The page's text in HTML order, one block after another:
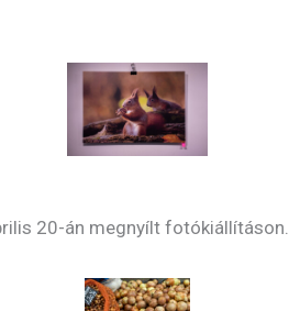
20-án megnyílt fotókiállításon.